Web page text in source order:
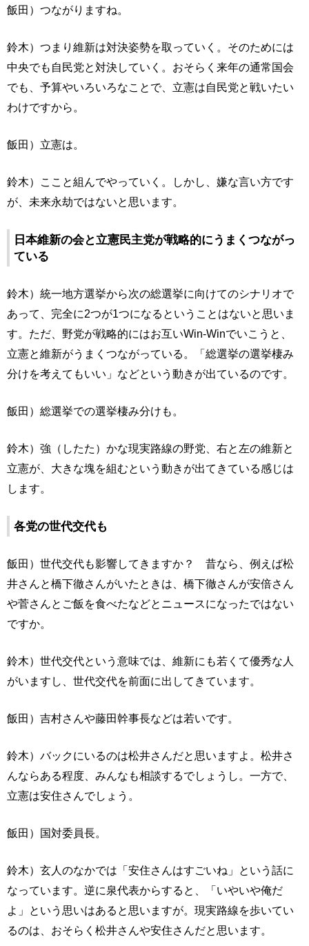
飯田）つながりますね。
鈴木）つまり維新は対決姿勢を取っていく。そのためには
中央でも自民党と対決していく。おそらく来年の通常国会
でも、予算やいろいろなことで、立憲は自民党と戦いたい
わけですから。
飯田）立憲は。
鈴木）ここと組んでやっていく。しかし、嫌な言い方です
が、未来永劫ではないと思います。
日本維新の会と立憲民主党が戦略的にうまくつながっ
ている
鈴木）統一地方選挙から次の総選挙に向けてのシナリオで
あって、完全に2つが1つになるということはないと思いま
す。ただ、野党が戦略的にはお互いWin-Winでいこうと、
立憲と維新がうまくつながっている。「総選挙の選挙棲み
分けを考えてもいい」などという動きが出ているのです。
飯田）総選挙での選挙棲み分けも。
鈴木）強（したた）かな現実路線の野党、右と左の維新と
立憲が、大きな塊を組むという動きが出てきている感じは
します。
各党の世代交代も
飯田）世代交代も影響してきますか？ 昔なら、例えば松
井さんと橋下徹さんがいたときは、橋下徹さんが安倍さん
や菅さんとご飯を食べたなどとニュースになったではない
ですか。
鈴木）世代交代という意味では、維新にも若くて優秀な人
がいますし、世代交代を前面に出してきています。
飯田）吉村さんや藤田幹事長などは若いです。
鈴木）バックにいるのは松井さんだと思いますよ。松井さ
んならある程度、みんなも相談するでしょうし。一方で、
立憲は安住さんでしょう。
飯田）国対委員長。
鈴木）玄人のなかでは「安住さんはすごいね」という話に
なっています。逆に泉代表からすると、「いやいや俺だ
よ」という思いはあると思いますが。現実路線を歩いてい
るのは、おそらく松井さんや安住さんだと思います。